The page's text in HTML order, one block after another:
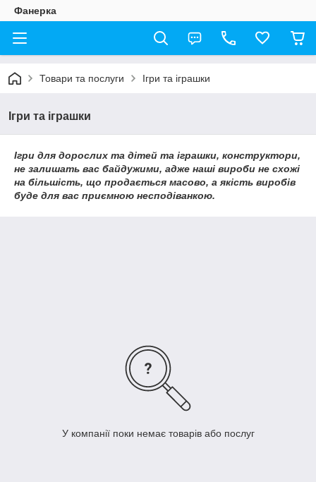
Фанерка
Товари та послуги Ігри та іграшки
Ігри та іграшки
Ігри для дорослих та дітей та іграшки, конструктори,
не залишать вас байдужими, адже наші вироби не схожі
на більшість, що продається масово, а якість виробів
буде для вас приємною несподіванкою.
У компанії поки немає товарів або послуг